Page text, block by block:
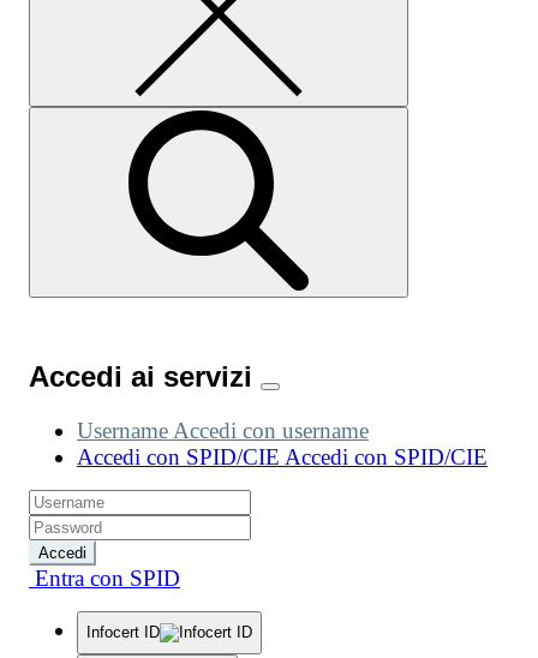
Accedi ai servizi
Username Accedi con username
Accedi con SPID/CIE Accedi con SPID/CIE
Accedi
Entra con SPID
Infocert ID